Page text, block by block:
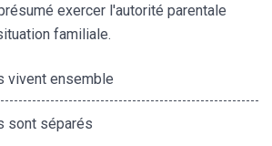
exercer l'autorité parentale
familiale.
vivent ensemble
sont séparés